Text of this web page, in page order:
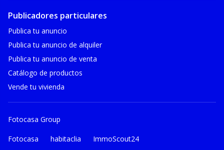
Publicadores particulares
Publica tu anuncio
Publica tu anuncio de alquiler
Publica tu anuncio de venta
Catálogo de productos
Vende tu vivienda
Fotocasa Group
Fotocasa habitaclia ImmoScout24